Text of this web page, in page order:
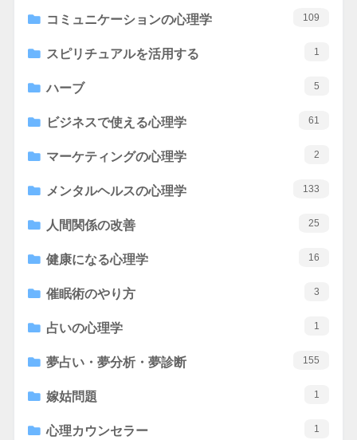
コミュニケーションの心理学 109
スピリチュアルを活用する 1
ハーブ 5
ビジネスで使える心理学 61
マーケティングの心理学 2
メンタルヘルスの心理学 133
人間関係の改善 25
健康になる心理学 16
催眠術のやり方 3
占いの心理学 1
夢占い・夢分析・夢診断 155
嫁姑問題 1
心理カウンセラー 1